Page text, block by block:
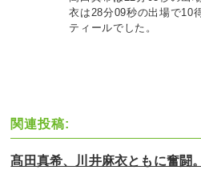
衣は28分09秒の出場で10
ティールでした。
関連投稿:
髙田真希、川井麻衣ともに奮闘